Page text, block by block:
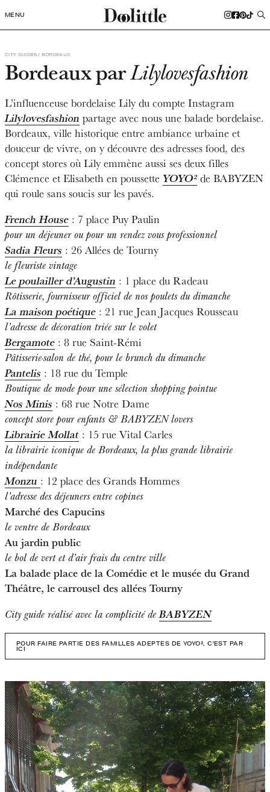
MENU
BORDEAUX
CITY GUIDES
Bordeaux parLilylovesfashion
L’influenceuse bordelaise Lily du compte Instagram
Lilylovesfashion partage avec nous une balade bordelaise.
Bordeaux, ville historique entre ambiance urbaine et
douceur de vivre, on y découvre des adresses food, des
concept stores où Lily emmène aussi ses deux filles
Clémence et Elisabeth en poussette YOYO²de BABYZEN
qui roule sans soucis sur les pavés.
French House : 7 place Puy Paulin
pour un déjeuner ou pour un rendez vous professionnel
Sadia Fleurs : 26 Allées de Tourny
le fleuriste vintage
Le poulailler d’Augustin : 1 place du Radeau
Rôtisserie, fournisseur officiel de nos poulets du dimanche
La maison poétique : 21 rue Jean Jacques Rousseau
l’adresse de décoration triée sur le volet
Bergamote : 8 rue Saint-Rémi
Pâtisserie-salon de thé, pour le brunch du dimanche
Pantelis : 18 rue du Temple
Boutique de mode pour une sélection shopping pointue
Nos Minis : 68 rue Notre Dame
concept store pour enfants & BABYZEN lovers
Librairie Mollat : 15 rue Vital Carles
la librairie iconique de Bordeaux, la plus grande librairie
indépendante
Monzu : 12 place des Grands Hommes
l’adresse des déjeuners entre copines
Marché des Capucins
le ventre de Bordeaux
Au jardin public
le bol de vert et d’air frais du centre ville
La balade place de la Comédie et le musée du Grand
Théâtre, le carrousel des allées Tourny
City guide réalisé avec la complicité deBABYZEN
POUR FAIRE PARTIE DES FAMILLES ADEPTES DE YOYO², C'EST PAR
ICI